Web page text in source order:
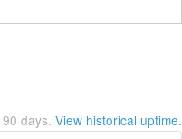
90 days. View historical uptime.